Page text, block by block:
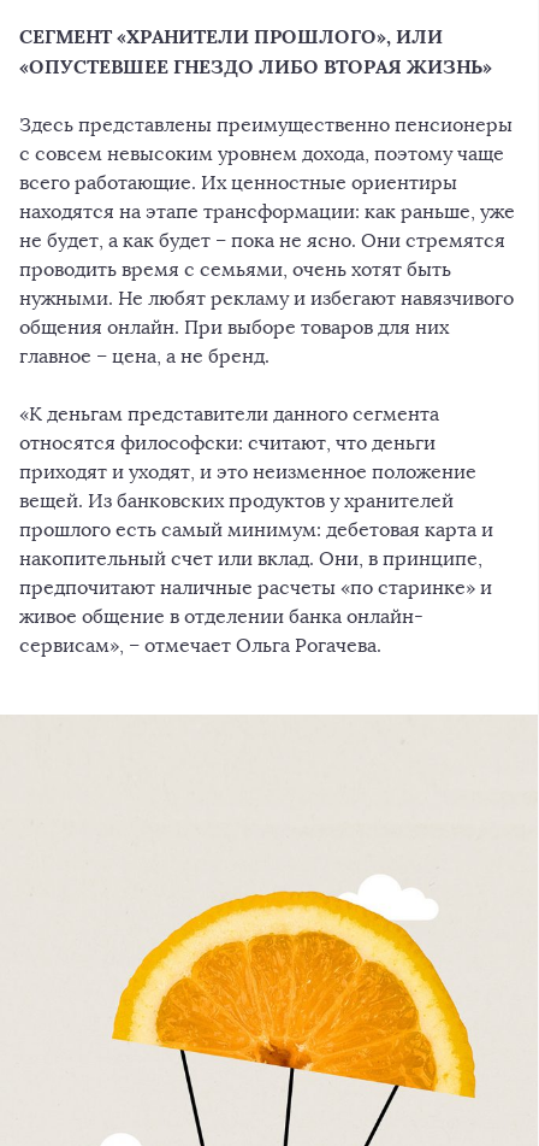
СЕГМЕНТ «ХРАНИТЕЛИ ПРОШЛОГО», ИЛИ
«ОПУСТЕВШЕЕ ГНЕЗДО ЛИБО ВТОРАЯ ЖИЗНЬ»
Здесь представлены преимущественно пенсионеры
с совсем невысоким уровнем дохода, поэтому чаще
всего работающие. Их ценностные ориентиры
находятся на этапе трансформации: как раньше, уже
не будет, а как будет – пока не ясно. Они стремятся
проводить время с семьями, очень хотят быть
нужными. Не любят рекламу и избегают навязчивого
общения онлайн. При выборе товаров для них
главное – цена, а не бренд.
«К деньгам представители данного сегмента
относятся философски: считают, что деньги
приходят и уходят, и это неизменное положение
вещей. Из банковских продуктов у хранителей
прошлого есть самый минимум: дебетовая карта и
накопительный счет или вклад. Они, в принципе,
предпочитают наличные расчеты «по старинке» и
живое общение в отделении банка онлайн-
сервисам», – отмечает Ольга Рогачева.